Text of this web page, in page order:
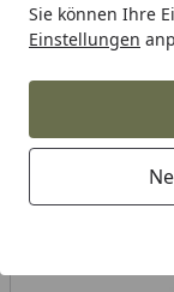
Sie können Ihre
Einstellungen
Startseite
Vizio
mit 360°